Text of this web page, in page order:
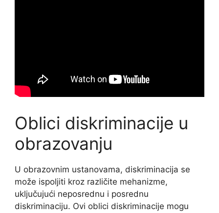
Oblici diskriminacije u
obrazovanju
U obrazovnim ustanovama, diskriminacija se
može ispoljiti kroz različite mehanizme,
uključujući neposrednu i posrednu
diskriminaciju. Ovi oblici diskriminacije mogu